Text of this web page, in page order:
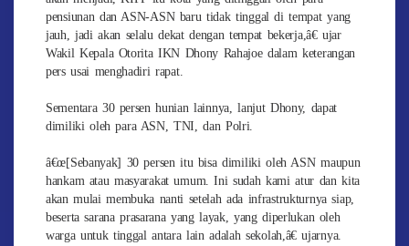
pensiunan dan ASN-ASN baru tidak tinggal di tempat yang
jauh, jadi akan selalu dekat dengan tempat bekerja,â€ ujar
Wakil Kepala Otorita IKN Dhony Rahajoe dalam keterangan
pers usai menghadiri rapat.
Sementara 30 persen hunian lainnya, lanjut Dhony, dapat
dimiliki oleh para ASN, TNI, dan Polri.
â€œ[Sebanyak] 30 persen itu bisa dimiliki oleh ASN maupun
hankam atau masyarakat umum. Ini sudah kami atur dan kita
akan mulai membuka nanti setelah ada infrastrukturnya siap,
beserta sarana prasarana yang layak, yang diperlukan oleh
warga untuk tinggal antara lain adalah sekolah,â€ ujarnya.